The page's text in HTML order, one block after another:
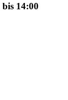
bis 14:00